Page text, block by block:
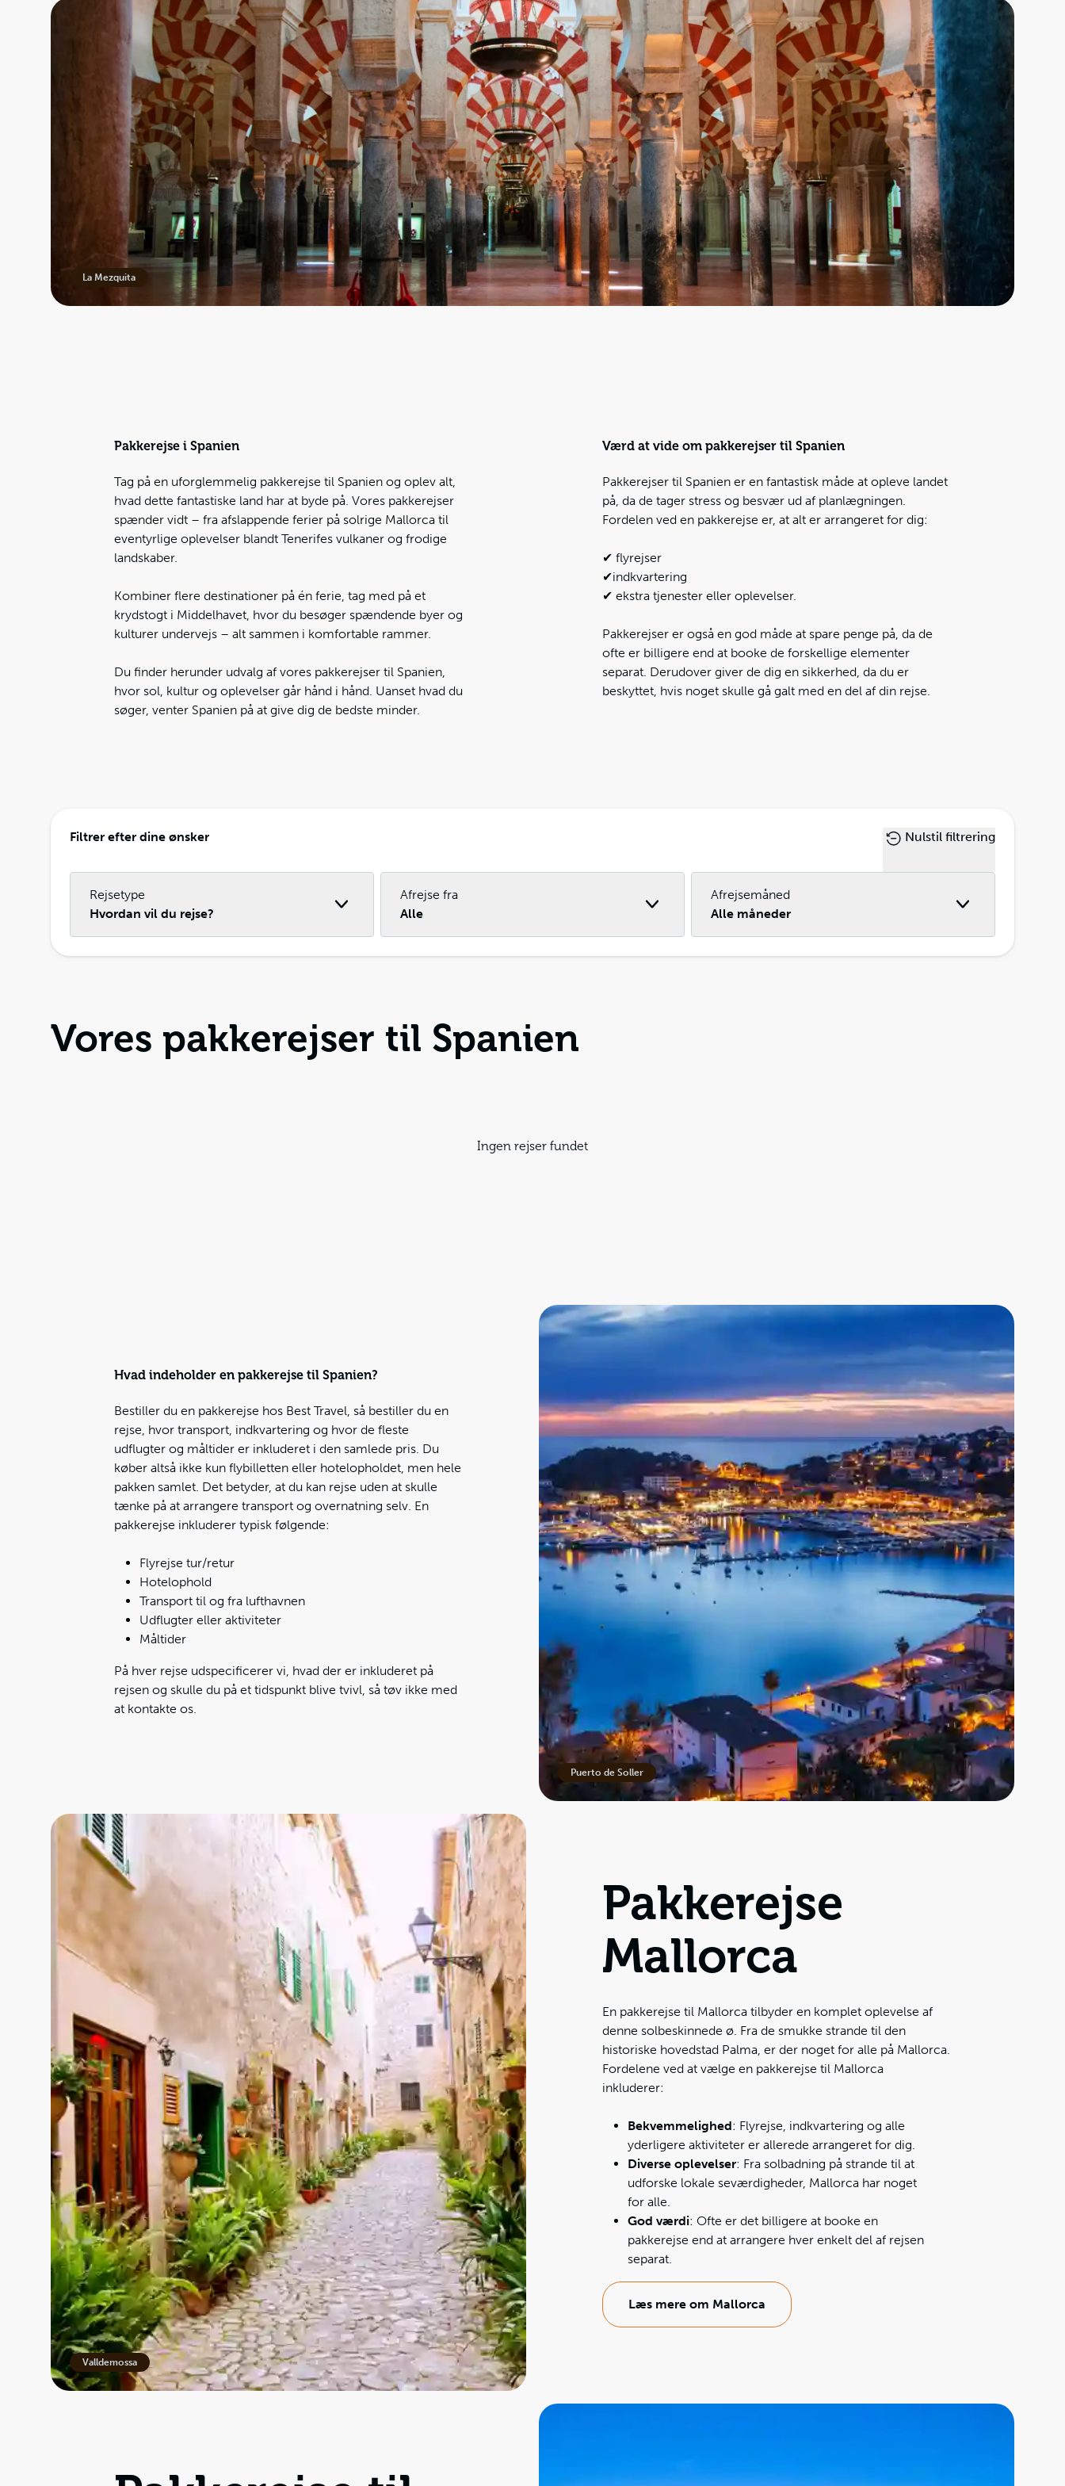
La Mezquita
Pakkerejse i Spanien
Tag på en uforglemmelig pakkerejse til Spanien og oplev alt,
hvad dette fantastiske land har at byde på. Vores pakkerejser
spænder vidt – fra afslappende ferier på solrige Mallorca til
eventyrlige oplevelser blandt Tenerifes vulkaner og frodige
landskaber.
Kombiner flere destinationer på én ferie, tag med på et
krydstogt i Middelhavet, hvor du besøger spændende byer og
kulturer undervejs – alt sammen i komfortable rammer.
Du finder herunder udvalg af vores pakkerejser til Spanien,
hvor sol, kultur og oplevelser går hånd i hånd. Uanset hvad du
søger, venter Spanien på at give dig de bedste minder.
Værd at vide om pakkerejser til Spanien
Pakkerejser til Spanien er en fantastisk måde at opleve landet
på, da de tager stress og besvær ud af planlægningen.
Fordelen ved en pakkerejse er, at alt er arrangeret for dig:
✔ flyrejser
✔indkvartering
✔ ekstra tjenester eller oplevelser.
Pakkerejser er også en god måde at spare penge på, da de
ofte er billigere end at booke de forskellige elementer
separat. Derudover giver de dig en sikkerhed, da du er
beskyttet, hvis noget skulle gå galt med en del af din rejse.
Filtrer efter dine ønsker Nulstil filtrering
Rejsetype
Hvordan vil du rejse?
Afrejse fra
Alle
Afrejsemåned
Alle måneder
Vores pakkerejser til Spanien
Ingen rejser fundet
Hvad indeholder en pakkerejse til Spanien?
Bestiller du en pakkerejse hos Best Travel, så bestiller du en
rejse, hvor transport, indkvartering og hvor de fleste
udflugter og måltider er inkluderet i den samlede pris. Du
køber altså ikke kun flybilletten eller hotelopholdet, men hele
pakken samlet. Det betyder, at du kan rejse uden at skulle
tænke på at arrangere transport og overnatning selv. En
pakkerejse inkluderer typisk følgende:
Flyrejse tur/retur
Hotelophold
Transport til og fra lufthavnen
Udflugter eller aktiviteter
Måltider
På hver rejse udspecificerer vi, hvad der er inkluderet på
rejsen og skulle du på et tidspunkt blive tvivl, så tøv ikke med
at kontakte os.
Puerto de Soller
Valldemossa
Pakkerejse
Mallorca
En pakkerejse til Mallorca tilbyder en komplet oplevelse af
denne solbeskinnede ø. Fra de smukke strande til den
historiske hovedstad Palma, er der noget for alle på Mallorca.
Fordelene ved at vælge en pakkerejse til Mallorca
inkluderer:
Bekvemmelighed: Flyrejse, indkvartering og alle
yderligere aktiviteter er allerede arrangeret for dig.
Diverse oplevelser: Fra solbadning på strande til at
udforske lokale seværdigheder, Mallorca har noget
for alle.
God værdi: Ofte er det billigere at booke en
pakkerejse end at arrangere hver enkelt del af rejsen
separat.
Læs mere om Mallorca